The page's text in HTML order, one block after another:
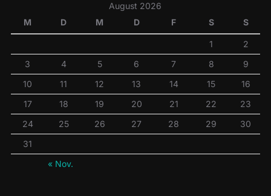
August 2026
M
D M D F S S
1
2
3
4 5 6 7 8
9
10
11 12 13 14 15
16
17
18 19 20 21 22
23
24
25 26 27 28 29
30
31
« Nov.